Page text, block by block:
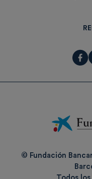
Fundación
La
© Fundación